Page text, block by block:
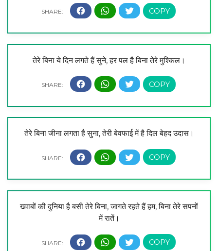
तेरे बिना ये दिन लगते हैं सुने, हर पल है बिना तेरे मुश्किल।
तेरे बिना जीना लगता है सुना, तेरी बेवफाई में है दिल बेहद उदास।
ख्वाबों की दुनिया है बसी तेरे बिना, जागते रहते हैं हम, बिना तेरे सपनों
में रातें।